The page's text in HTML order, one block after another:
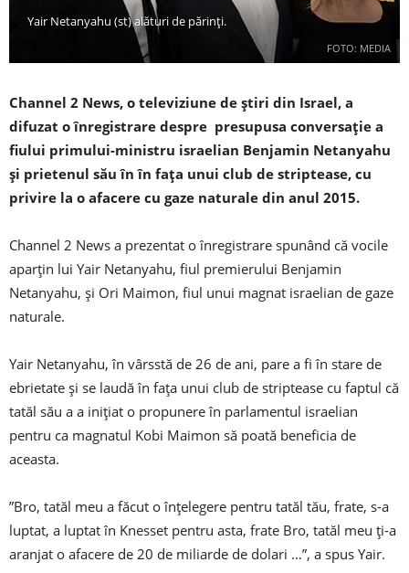
FOTO: MEDIA
Yair Netanyahu (st) alături de părinți.
Channel 2 News, o televiziune de știri din Israel, a
difuzat o înregistrare despre presupusa conversație a
fiului primului-ministru israelian Benjamin Netanyahu
și prietenul său în în fața unui club de striptease, cu
privire la o afacere cu gaze naturale din anul 2015.
Channel 2 News a prezentat o înregistrare spunând că vocile
aparțin lui Yair Netanyahu, fiul premierului Benjamin
Netanyahu, și Ori Maimon, fiul unui magnat israelian de gaze
naturale.
Yair Netanyahu, în vârsstă de 26 de ani, pare a fi în stare de
ebrietate și se laudă în fața unui club de striptease cu faptul că
tatăl său a a inițiat o propunere în parlamentul israelian
pentru ca magnatul Kobi Maimon să poată beneficia de
aceasta.
”Bro, tatăl meu a făcut o înțelegere pentru tatăl tău, frate, s-a
luptat, a luptat în Knesset pentru asta, frate Bro, tatăl meu ți-a
aranjat o afacere de 20 de miliarde de dolari …”, a spus Yair.